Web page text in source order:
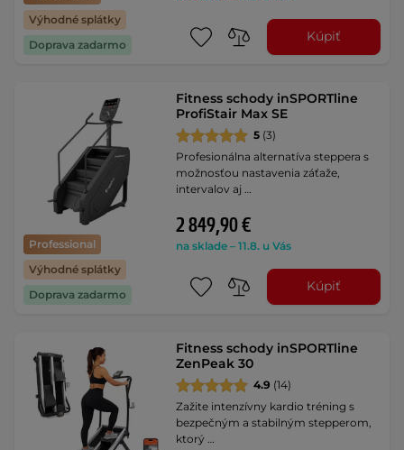
Výhodné splátky
Doprava zadarmo
Kúpiť
Professional
Výhodné splátky
Doprava zadarmo
Fitness schody inSPORTline
ProfiStair Max SE
5 (3)
Profesionálna alternatíva steppera s
možnosťou nastavenia záťaže,
intervalov aj …
2 849,90 €
na sklade – 11.8. u Vás
Kúpiť
Fitness schody inSPORTline
ZenPeak 30
4.9 (14)
Zažite intenzívny kardio tréning s
bezpečným a stabilným stepperom,
ktorý …